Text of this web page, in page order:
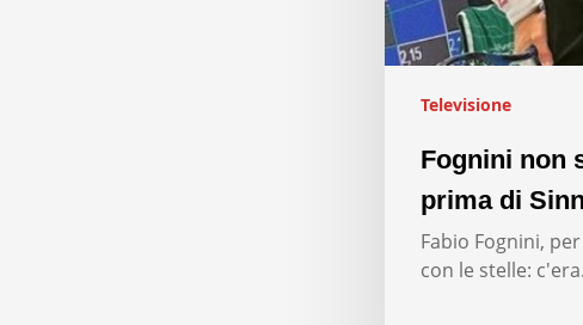
Televisione
Fognini non
prima di
Fabio Fognini,
con le stelle: